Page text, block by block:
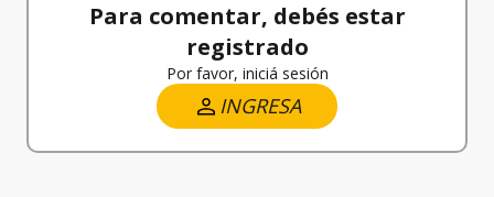
Para comentar, debés estar
registrado
Por favor, iniciá sesión
INGRESA